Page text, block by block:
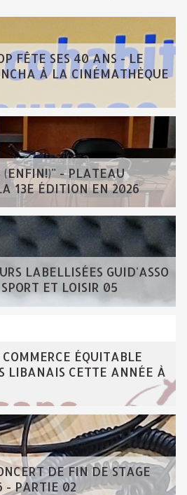
FÊTE SES 40 ANS - LE
À LA CINÉMATHÈQUE
(ENFIN!)" - PLATEAU
13E ÉDITION EN 2026
LABELLISÉES GUID'ASSO
ET LOISIR 05
ÉQUITABLE
LIBANAIS CETTE ANNÉE À
DE FIN DE STAGE
- PARTIE 02